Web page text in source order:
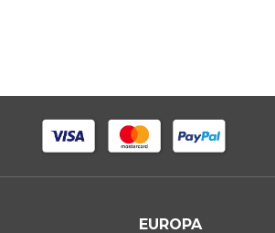
EUROPA